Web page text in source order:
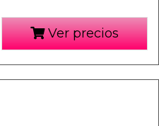
Ver precios